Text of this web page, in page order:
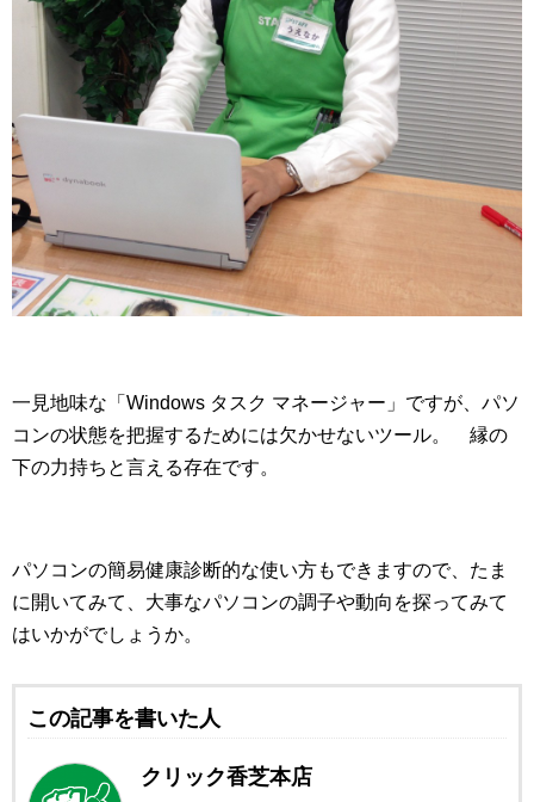
一見地味な「Windows タスク マネージャー」ですが、パソ
コンの状態を把握するためには欠かせないツール。 縁の
下の力持ちと言える存在です。
パソコンの簡易健康診断的な使い方もできますので、たま
に開いてみて、大事なパソコンの調子や動向を探ってみて
はいかがでしょうか。
この記事を書いた人
クリック香芝本店